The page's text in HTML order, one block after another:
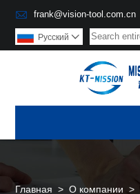
 frank@vision-tool.com.cn
Pусский 
Главная > О компании >